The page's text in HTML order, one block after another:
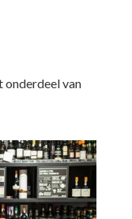
onderdeel van